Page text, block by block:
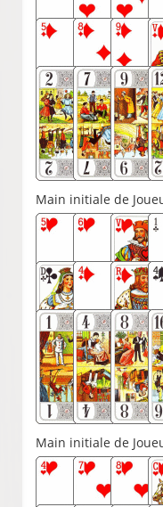
Main initiale de
Main initiale de